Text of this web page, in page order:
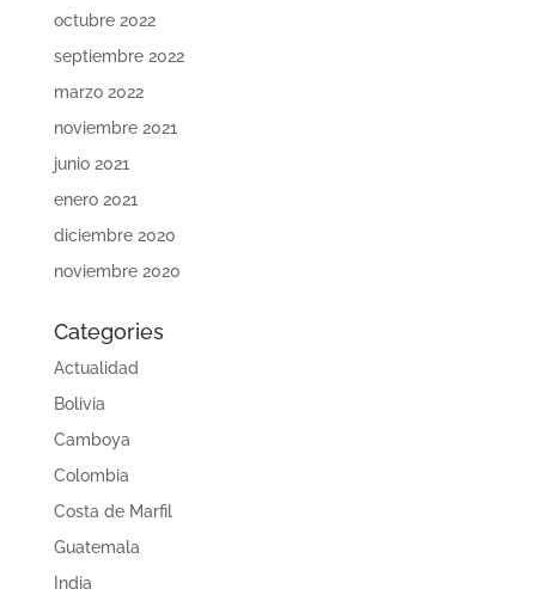
octubre 2022
septiembre 2022
marzo 2022
noviembre 2021
junio 2021
enero 2021
diciembre 2020
noviembre 2020
Categories
Actualidad
Bolivia
Camboya
Colombia
Costa de Marfil
Guatemala
India